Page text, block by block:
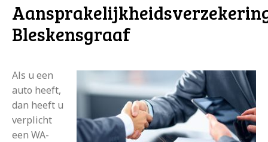
Bleskensgraaf
Als u een
auto heeft,
dan heeft u
verplicht
een WA-